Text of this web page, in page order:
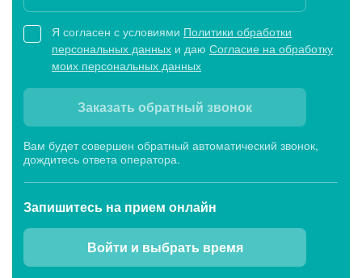
Я согласен с условиями Политики обработки
персональных данных и даю Согласие на обработку
моих персональных данных
Заказать обратный звонок
Вам будет совершен обратный автоматический звонок,
дождитесь ответа оператора.
Запишитесь на прием онлайн
Войти и выбрать время